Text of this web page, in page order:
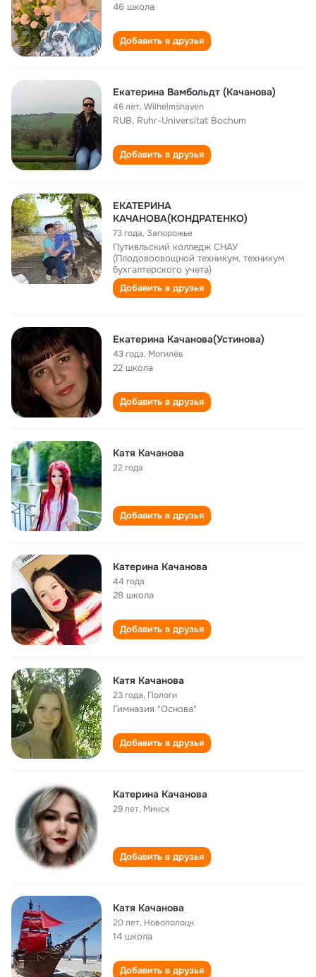
46 школа
Добавить в друзья
Екатерина Вамбольдт (Качанова)
46 лет,Wilhelmshaven
RUB, Ruhr-Universitat Bochum
Добавить в друзья
ЕКАТЕРИНА
КАЧАНОВА(КОНДРАТЕНКО)
73 года,Запорожье
Путивльский колледж СНАУ
(Плодовоовощной техникум, техникум
бухгалтерского учета)
Добавить в друзья
Екатерина Качанова(Устинова)
43 года, Могилёв
22 школа
Добавить в друзья
Катя Качанова
22 года
Добавить в друзья
Катерина Качанова
44 года
28 школа
Добавить в друзья
Катя Качанова
23 года, Пологи
Гимназия "Основа"
Добавить в друзья
Катерина Качанова
29 лет, Минск
Добавить в друзья
Катя Качанова
20 лет, Новополоцк
14 школа
Добавить в друзья